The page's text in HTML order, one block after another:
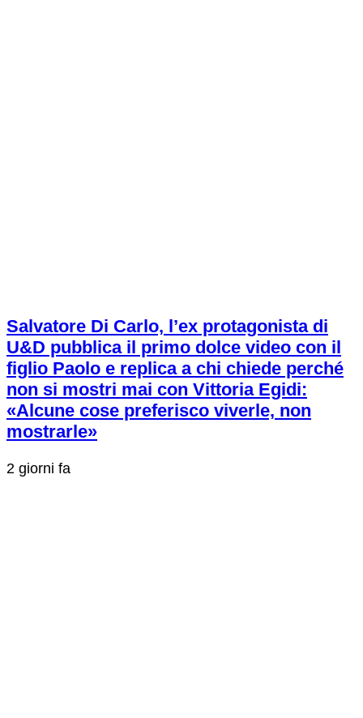
Salvatore Di Carlo, l’ex protagonista di
U&D pubblica il primo dolce video con il
figlio Paolo e replica a chi chiede perché
non si mostri mai con Vittoria Egidi:
«Alcune cose preferisco viverle, non
mostrarle»
2 giorni fa